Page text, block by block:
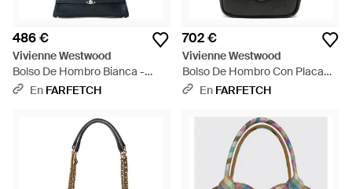
486 €
Vivienne Westwood
Bolso De Hombro Bianca -
Blanco
En FARFETCH
702 €
Vivienne Westwood
Bolso De Hombro Con Placa
Orb - Blanco
En FARFETCH